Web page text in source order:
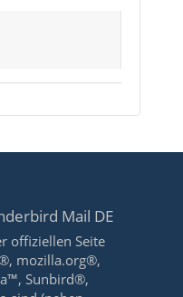
Mail DE
offiziellen Seite
mozilla.org®,
Sunbird®,